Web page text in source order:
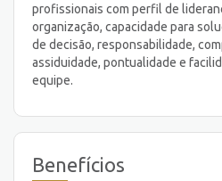
profissionais com perfil de
organização, capacidade para
de decisão, responsabilidade,
assiduidade, pontualidade e
equipe.
Benefícios